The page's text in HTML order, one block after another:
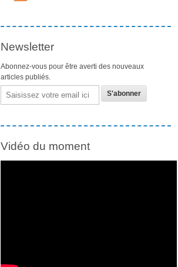
Newsletter
Abonnez-vous pour être averti des nouveaux
articles publiés.
Email
Vidéo du moment